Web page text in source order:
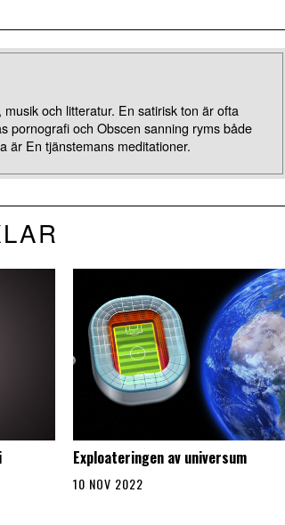
och litteratur. En satirisk ton är ofta
pornografi och Obscen sanning ryms både
är En tjänstemans meditationer.
Exploateringen av universum
10 NOV 2022